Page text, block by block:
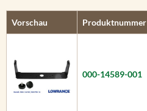
Vorschau Produktnummer
000-14589-001